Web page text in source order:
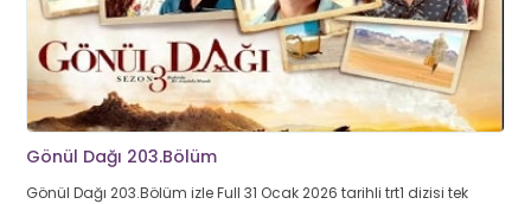
Gönül Dağı 203.Bölüm
Gönül Dağı 203.Bölüm izle Full 31 Ocak 2026 tarihli trt1 dizisi tek